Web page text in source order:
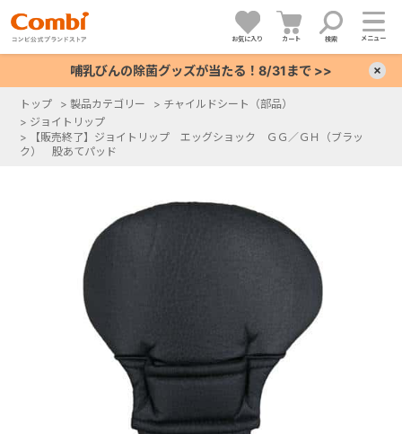
お気に入り カート 検索 メニュー
哺乳びんの除菌グッズが当たる！8/31まで >>
トップ > 製品カテゴリー > チャイルドシート（部品）
> ジョイトリップ
>
【販売終了】ジョイトリップ エッグショック ＧＧ／ＧＨ（ブラッ
ク） 股あてパッド